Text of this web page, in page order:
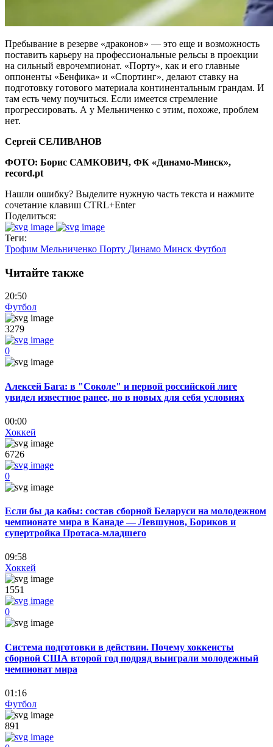
Пребывание в резерве «драконов» — это еще и возможность
поставить карьеру на профессиональные рельсы в проекции
на сильный еврочемпионат. «Порту», как и его главные
оппоненты «Бенфика» и «Спортинг», делают ставку на
подготовку готового материала континентальным грандам. И
там есть чему поучиться. Если имеется стремление
прогрессировать. А у Мельниченко с этим, похоже, проблем
нет.
Сергей СЕЛИВАНОВ
ФОТО: Борис САМКОВИЧ, ФК «Динамо-Минск»,
record.pt
Нашли ошибку? Выделите нужную часть текста и нажмите
сочетание клавиш CTRL+Enter
Поделиться:
Теги:
Трофим Мельниченко Порту Динамо Минск Футбол
Читайте также
20:50
Футбол
3279
0
Алексей Бага: в "Соколе" и первой российской лиге
увидел известное ранее, но в новых для себя условиях
00:00
Хоккей
6726
0
Если бы да кабы: состав сборной Беларуси на молодежном
чемпионате мира в Канаде — Левшунов, Бориков и
супертройка Протаса-младшего
09:58
Хоккей
1551
0
Система подготовки в действии. Почему хоккеисты
сборной США второй год подряд выиграли молодежный
чемпионат мира
01:16
Футбол
891